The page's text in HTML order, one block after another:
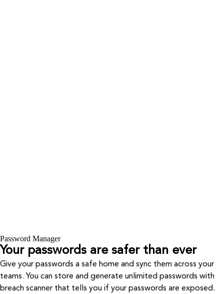
Password Manager
Your passwords are safer than ever
Give your passwords a safe home and sync them across your
teams. You can store and generate unlimited passwords with
breach scanner that tells you if your passwords are exposed.